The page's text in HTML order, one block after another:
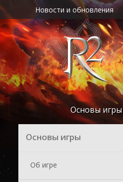
Новости и обновления
Основы игры
Основы игры
Об игре